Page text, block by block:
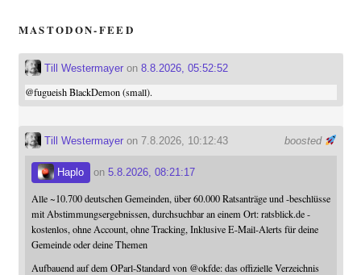
MASTODON-FEED
Till Westermayeron 8.8.2026, 05:52:52
@fugueishBlackDemon (small).
boosted
Till Westermayeron 7.8.2026, 10:12:43
Haplo on 5.8.2026, 08:21:17
Alle ~10.700 deutschen Gemeinden, über 60.000 Ratsanträge und -beschlüsse
mit Abstimmungsergebnissen, durchsuchbar an einem Ort: ratsblick.de -
kostenlos, ohne Account, ohne Tracking, Inklusive E-Mail-Alerts für deine
Gemeinde oder deine Themen
Aufbauend auf dem OParl-Standard von @okfde: das offizielle Verzeichnis